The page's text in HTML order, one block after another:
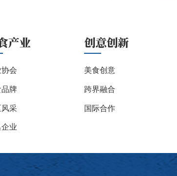
产业
会
品牌
风采
业
创意创新
美食创意
跨界融合
国际合作